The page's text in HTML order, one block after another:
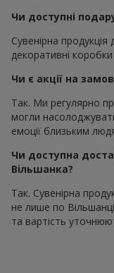
Чи доступні
Сувенірна
декоративні
Чи є акції на
Так. Ми регулярно
могли
емоції близьким
Чи доступна
Вільшанка?
Так. Сувенірна
не лише по
та вартість